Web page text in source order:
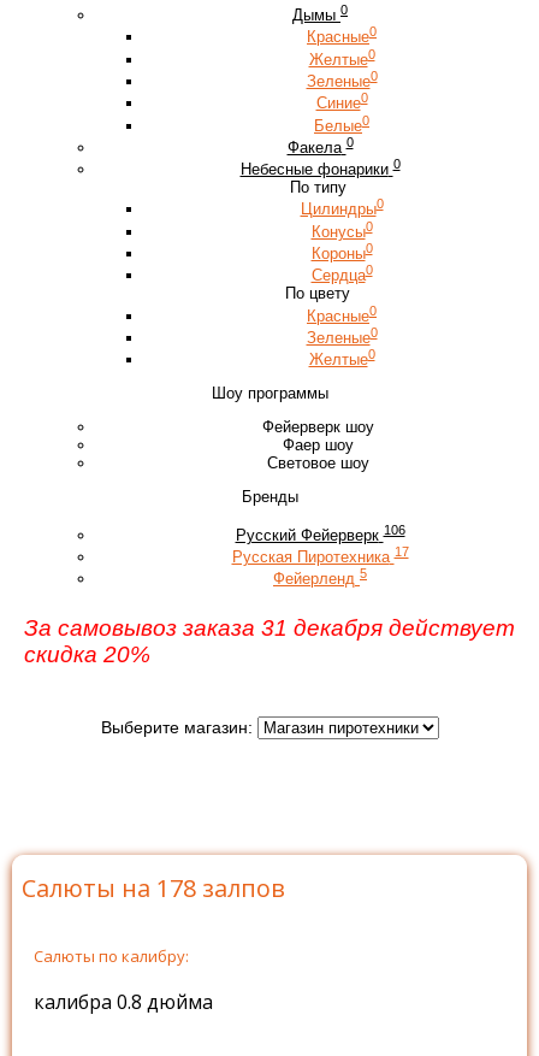
Дымы 0
Красные0
Желтые0
Зеленые0
Синие0
Белые0
Факела 0
Небесные фонарики 0
По типу
Цилиндры0
Конусы0
Короны0
Сердца0
По цвету
Красные0
Зеленые0
Желтые0
Шоу программы
Фейерверк шоу
Фаер шоу
Световое шоу
Бренды
Русский Фейерверк 106
Русская Пиротехника 17
Фейерленд 5
За самовывоз заказа 31 декабря действует
скидка 20%
Выберите магазин:
Салюты на 178 залпов
Салюты по калибру:
калибра 0.8 дюйма